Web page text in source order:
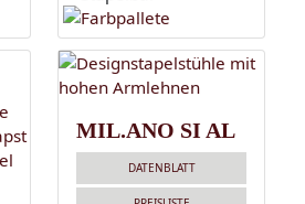
MIL.ANO SI AL
DATENBLATT